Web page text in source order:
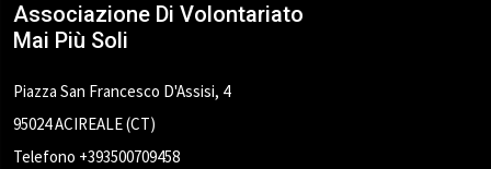
Associazione Di Volontariato
Mai Più Soli
Piazza San Francesco D'Assisi, 4
95024 ACIREALE (CT)
Telefono +393500709458